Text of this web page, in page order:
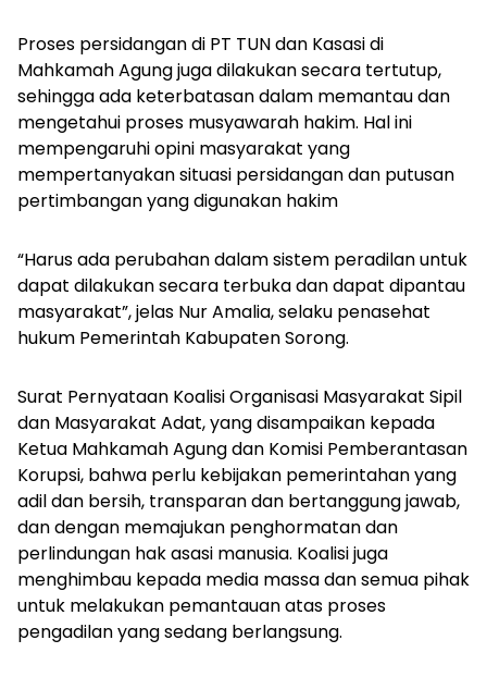
Proses persidangan di PT TUN dan Kasasi di
Mahkamah Agung juga dilakukan secara tertutup,
sehingga ada keterbatasan dalam memantau dan
mengetahui proses musyawarah hakim. Hal ini
mempengaruhi opini masyarakat yang
mempertanyakan situasi persidangan dan putusan
pertimbangan yang digunakan hakim
“Harus ada perubahan dalam sistem peradilan untuk
dapat dilakukan secara terbuka dan dapat dipantau
masyarakat”, jelas Nur Amalia, selaku penasehat
hukum Pemerintah Kabupaten Sorong.
Surat Pernyataan Koalisi Organisasi Masyarakat Sipil
dan Masyarakat Adat, yang disampaikan kepada
Ketua Mahkamah Agung dan Komisi Pemberantasan
Korupsi, bahwa perlu kebijakan pemerintahan yang
adil dan bersih, transparan dan bertanggung jawab,
dan dengan memajukan penghormatan dan
perlindungan hak asasi manusia. Koalisi juga
menghimbau kepada media massa dan semua pihak
untuk melakukan pemantauan atas proses
pengadilan yang sedang berlangsung.